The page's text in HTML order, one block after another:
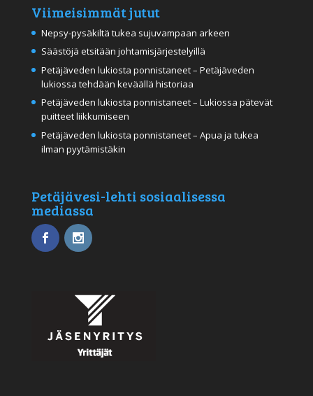
Viimeisimmät jutut
Nepsy-pysäkiltä tukea sujuvampaan arkeen
Säästöjä etsitään johtamisjärjestelyillä
Petäjäveden lukiosta ponnistaneet – Petäjäveden
lukiossa tehdään keväällä historiaa
Petäjäveden lukiosta ponnistaneet – Lukiossa pätevät
puitteet liikkumiseen
Petäjäveden lukiosta ponnistaneet – Apua ja tukea
ilman pyytämistäkin
Petäjävesi-lehti sosiaalisessa
mediassa